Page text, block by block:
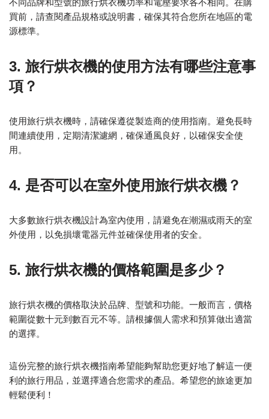
不同品牌和型號的旅行烘衣機功率和電壓要求各不相同。在購
買前，請查閱產品規格或說明書，確保其符合您所在地區的電
源標準。
3. 旅行烘衣機的使用方法有哪些注意事
項？
使用旅行烘衣機時，請確保遵從製造商的使用指南。避免長時
間連續使用，定期清潔濾網，確保通風良好，以確保安全使
用。
4. 是否可以在室外使用旅行烘衣機？
大多數旅行烘衣機設計為室內使用，請避免在潮濕或雨天的室
外使用，以免損壞電器元件並確保使用者的安全。
5. 旅行烘衣機的價格範圍是多少？
旅行烘衣機的價格取決於品牌、型號和功能。一般而言，價格
範圍從數十元到數百元不等。請根據個人需求和預算做出適當
的選擇。
這份完整的旅行烘衣機指南希望能夠幫助您更好地了解這一便
利的旅行用品，並選擇適合您需求的產品。希望您的旅途更加
輕鬆便利！